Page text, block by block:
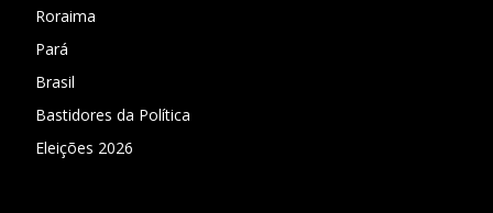
Roraima
Pará
Brasil
Bastidores da Política
Eleições 2026